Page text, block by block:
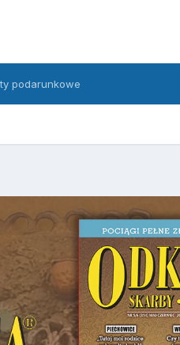
podarunkowe